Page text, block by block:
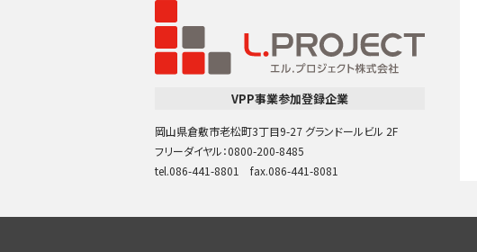
VPP事業参加登録企業
岡山県倉敷市老松町3丁目9-27 グランドールビル 2F
フリーダイヤル：0800-200-8485
tel.086-441-8801 fax.086-441-8081